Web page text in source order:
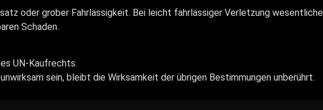
oder grober Fahrlässigkeit. Bei leicht fahrlässiger Verletzung
Schaden.
UN-Kaufrechts.
sein, bleibt die Wirksamkeit der übrigen Bestimmungen unberührt.